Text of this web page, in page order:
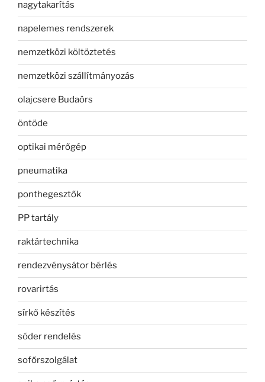
nagytakarítás
napelemes rendszerek
nemzetközi költöztetés
nemzetközi szállítmányozás
olajcsere Budaörs
öntöde
optikai mérőgép
pneumatika
ponthegesztők
PP tartály
raktártechnika
rendezvénysátor bérlés
rovarirtás
sírkő készítés
sóder rendelés
sofőrszolgálat